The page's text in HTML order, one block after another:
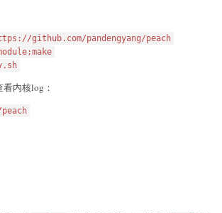
github.com/pandengyang/peach
内核log：